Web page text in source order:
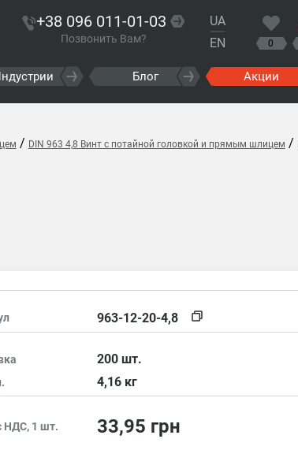
+38 096 011-01-03
Позвонить Вам?
UA
EN
0
Блог Акции
/ DIN 963 4,8 Винт с потайной головкой и прямым шлицем /
963-12-20-4,8
200шт.
4,16 кг
НДС, 1 шт. 33,95 грн